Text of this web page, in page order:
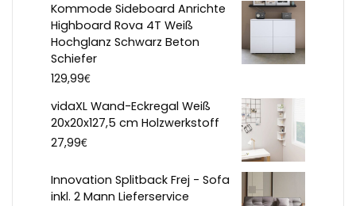
Kommode Sideboard Anrichte
Highboard Rova 4T Weiß
Hochglanz Schwarz Beton
Schiefer
129,99€
vidaXL Wand-Eckregal Weiß
20x20x127,5 cm Holzwerkstoff
27,99€
Innovation Splitback Frej - Sofa
inkl. 2 Mann Lieferservice